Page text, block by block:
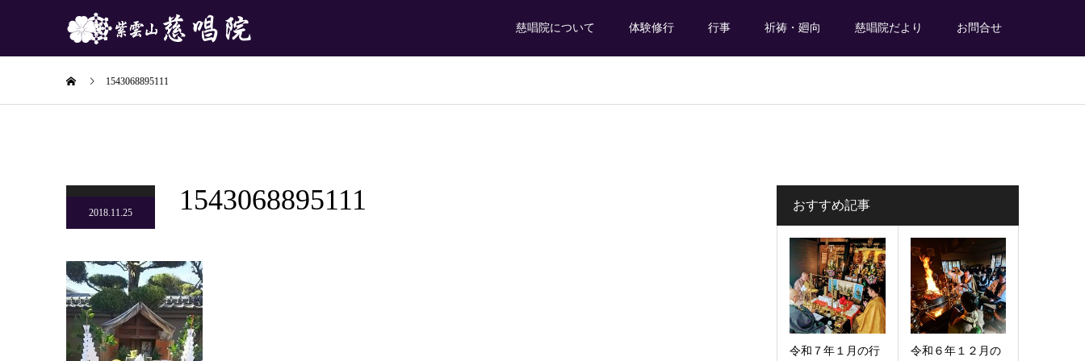
慈唱院について 体験修行 行事 祈祷・廻向 慈唱院だより お問合せ
1543068895111
2018.11.25 1543068895111 おすすめ記事
令和７年１月の行
令和６年１２月の